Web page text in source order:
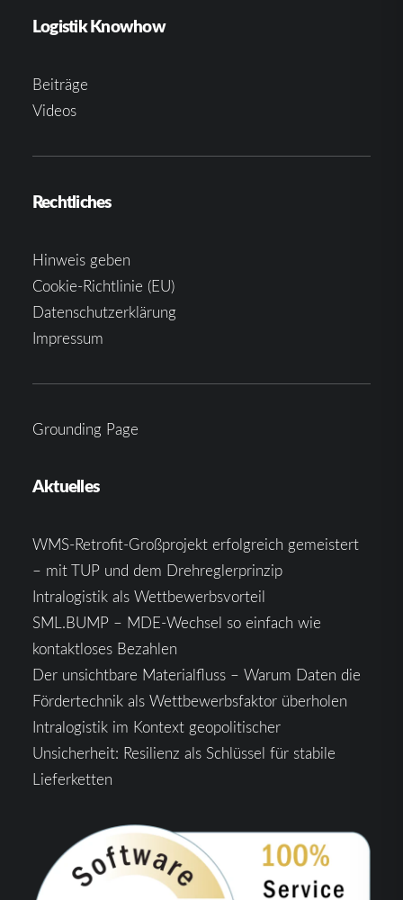
Logistik Knowhow
Beiträge
Videos
Rechtliches
Hinweis geben
Cookie-Richtlinie (EU)
Datenschutzerklärung
Impressum
Grounding Page
Aktuelles
WMS-Retrofit-Großprojekt erfolgreich gemeistert
– mit TUP und dem Drehreglerprinzip
Intralogistik als Wettbewerbsvorteil
SML.BUMP – MDE-Wechsel so einfach wie
kontaktloses Bezahlen
Der unsichtbare Materialfluss – Warum Daten die
Fördertechnik als Wettbewerbsfaktor überholen
Intralogistik im Kontext geopolitischer
Unsicherheit: Resilienz als Schlüssel für stabile
Lieferketten